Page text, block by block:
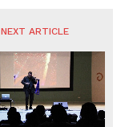
NEXT ARTICLE